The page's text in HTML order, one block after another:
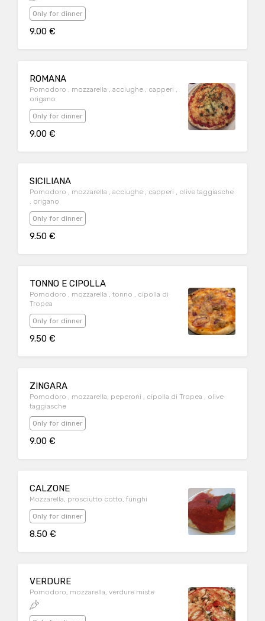
Only for dinner
9.00 €
ROMANA
Pomodoro , mozzarella , acciughe , capperi ,
origano
Only for dinner
9.00 €
SICILIANA
Pomodoro , mozzarella , acciughe , capperi , olive taggiasche
, origano
Only for dinner
9.50 €
TONNO E CIPOLLA
Pomodoro , mozzarella , tonno , cipolla di
Tropea
Only for dinner
9.50 €
ZINGARA
Pomodoro , mozzarella, peperoni , cipolla di Tropea , olive
taggiasche
Only for dinner
9.00 €
CALZONE
Mozzarella, prosciutto cotto, funghi
Only for dinner
8.50 €
VERDURE
Pomodoro, mozzarella, verdure miste